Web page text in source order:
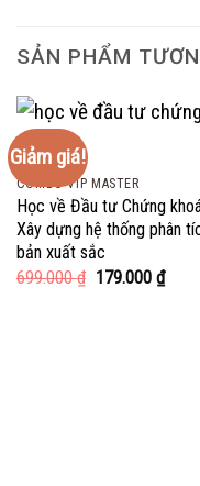
SẢN PHẨM
Giảm giá!
COMBO VIP MASTER
Học về Đầu tư Chứng
Xây dựng hệ thống phân
bản xuất sắc
699.000₫ Giá
179.000 ₫Giá
hiện